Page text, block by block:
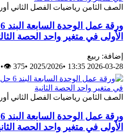
رياضيات الفصل الثاني أوراق عمل
ورقة عمل
في متغير واحد الحصة الثالثة
2026-
•
2025/2026
•
• 👁 375
رياضيات الفصل الثاني أوراق عمل
ورقة عمل
في متغير واحد الحصة الثانية